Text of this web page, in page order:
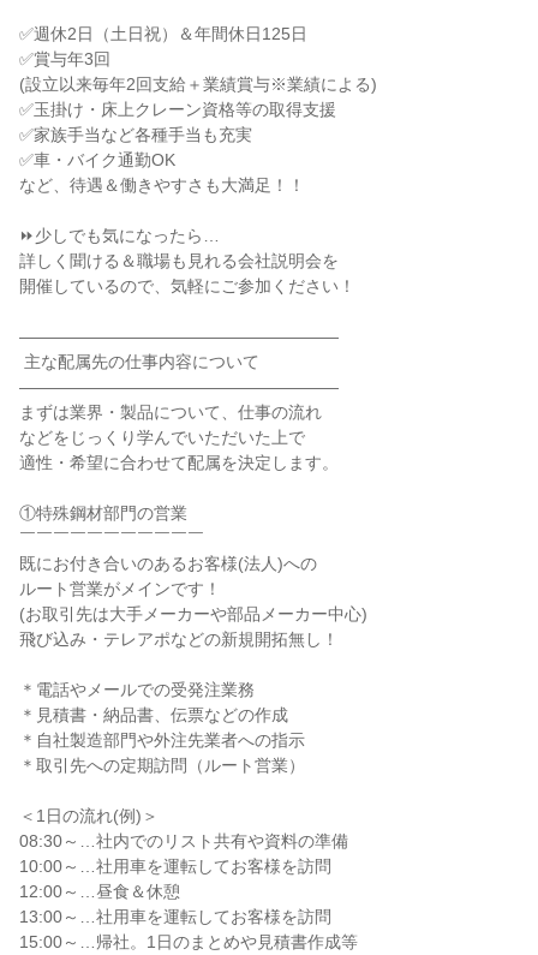
✅週休2日（土日祝）＆年間休日125日
✅賞与年3回
(設立以来毎年2回支給＋業績賞与※業績による)
✅玉掛け・床上クレーン資格等の取得支援
✅家族手当など各種手当も充実
✅車・バイク通勤OK
など、待遇＆働きやすさも大満足！！
⏩少しでも気になったら…
詳しく聞ける＆職場も見れる会社説明会を
開催しているので、気軽にご参加ください！
―――――――――――――――――――
―――――――――――――――――――
まずは業界・製品について、仕事の流れ
などをじっくり学んでいただいた上で
適性・希望に合わせて配属を決定します。
①特殊鋼材部門の営業
￣￣￣￣￣￣￣￣￣￣￣
既にお付き合いのあるお客様(法人)への
ルート営業がメインです！
(お取引先は大手メーカーや部品メーカー中心)
飛び込み・テレアポなどの新規開拓無し！
＊電話やメールでの受発注業務
＊見積書・納品書、伝票などの作成
＊自社製造部門や外注先業者への指示
＊取引先への定期訪問（ルート営業）
＜1日の流れ(例)＞
08:30～…社内でのリスト共有や資料の準備
10:00～…社用車を運転してお客様を訪問
12:00～…昼食＆休憩
13:00～…社用車を運転してお客様を訪問
15:00～…帰社。1日のまとめや見積書作成等